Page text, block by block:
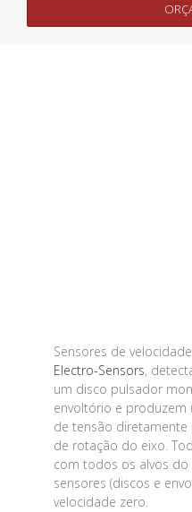
Sensores de
Electro-Sensors,
um disco pulsador
envoltório e produzem
de tensão
de rotação do eixo.
com todos os alvos
sensores (discos e
velocidade zero.